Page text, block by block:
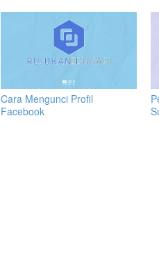
Cara Mengunci Profil
Facebook